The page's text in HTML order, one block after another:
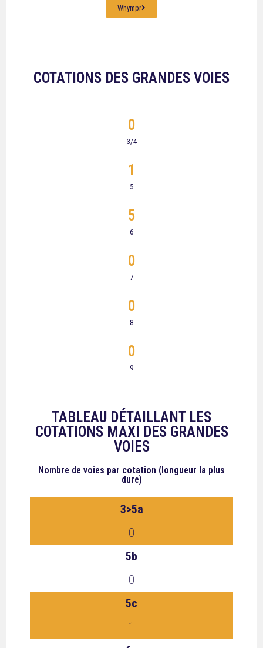
Whympr
COTATIONS DES GRANDES VOIES
3/4
0
5
1
6
5
7
0
8
0
9
0
TABLEAU DÉTAILLANT LES
COTATIONS MAXI DES GRANDES
VOIES
Nombre de voies par cotation (longueur la plus
dure)
3>5a
0
5b
0
5c
1